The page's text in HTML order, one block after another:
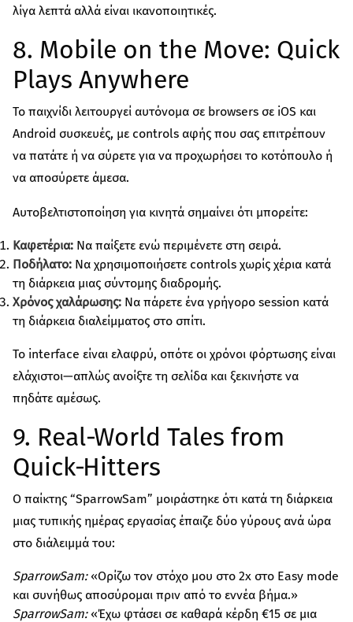
λίγα λεπτά αλλά είναι ικανοποιητικές.
8. Mobile on the Move: Quick
Plays Anywhere
Το παιχνίδι λειτουργεί αυτόνομα σε browsers σε iOS και
Android συσκευές, με controls αφής που σας επιτρέπουν
να πατάτε ή να σύρετε για να προχωρήσει το κοτόπουλο ή
να αποσύρετε άμεσα.
Αυτοβελτιστοποίηση για κινητά σημαίνει ότι μπορείτε:
Καφετέρια: Να παίξετε ενώ περιμένετε στη σειρά.
Ποδήλατο: Να χρησιμοποιήσετε controls χωρίς χέρια κατά
τη διάρκεια μιας σύντομης διαδρομής.
Χρόνος χαλάρωσης: Να πάρετε ένα γρήγορο session κατά
τη διάρκεια διαλείμματος στο σπίτι.
Το interface είναι ελαφρύ, οπότε οι χρόνοι φόρτωσης είναι
ελάχιστοι—απλώς ανοίξτε τη σελίδα και ξεκινήστε να
πηδάτε αμέσως.
9. Real‑World Tales from
Quick‑Hitters
Ο παίκτης “SparrowSam” μοιράστηκε ότι κατά τη διάρκεια
μιας τυπικής ημέρας εργασίας έπαιζε δύο γύρους ανά ώρα
στο διάλειμμά του:
SparrowSam:«Ορίζω τον στόχο μου στο 2x στο Easy mode
και συνήθως αποσύρομαι πριν από το εννέα βήμα.»
SparrowSam:«Έχω φτάσει σε καθαρά κέρδη €15 σε μια